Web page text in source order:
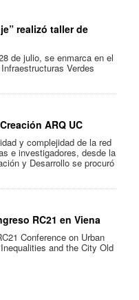
realizó taller de
de julio, se enmarca en el
Verdes
ARQ UC
y complejidad de la red
e investigadores, desde la
y Desarrollo se procuró
RC21 en Viena
Conference on Urban
and the City Old